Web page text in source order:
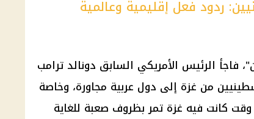
ردود فعل إقليمية وعالمية
فاجأ الرئيس الأمريكي السابق دونالد ترامب
من غزة إلى دول عربية مجاورة، وخاصة
كانت فيه غزة تمر بظروف صعبة للغاية